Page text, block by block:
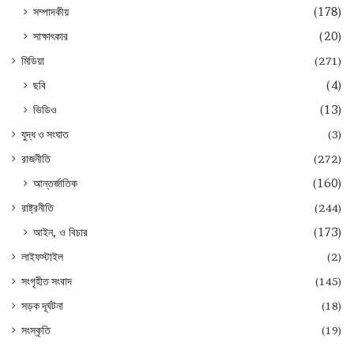
সম্পাদকীয়
(178)
সাক্ষাৎকার
(20)
মিডিয়া (271)
ছবি
(4)
ভিডিও
(13)
যুদ্ধ ও সংঘাত
(3)
রাজনীতি
(272)
আন্তর্জাতিক (160)
রাষ্ট্রনীতি (244)
আইন, ও বিচার (173)
লাইফস্টাইল
(2)
সংগৃহীত সংবাদ
(145)
সড়ক দূর্ঘটনা
(18)
সংস্কৃতি
(19)